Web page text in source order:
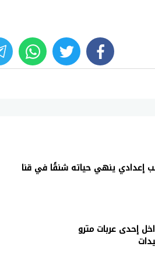
facebook
twitter
whats
إعدادي ينهي حياته شنقًا في قنا
إحدى عربات مترو